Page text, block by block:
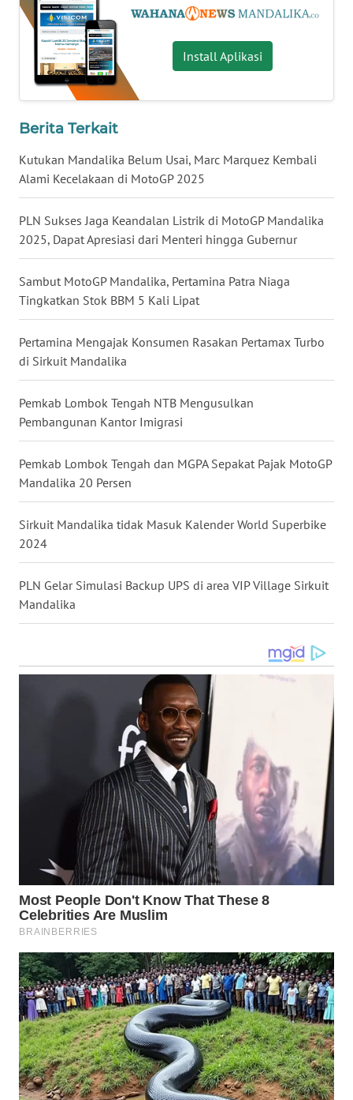
Install Aplikasi
Berita Terkait
Kutukan Mandalika Belum Usai, Marc Marquez Kembali
Alami Kecelakaan di MotoGP 2025
PLN Sukses Jaga Keandalan Listrik di MotoGP Mandalika
2025, Dapat Apresiasi dari Menteri hingga Gubernur
Sambut MotoGP Mandalika, Pertamina Patra Niaga
Tingkatkan Stok BBM 5 Kali Lipat
Pertamina Mengajak Konsumen Rasakan Pertamax Turbo
di Sirkuit Mandalika
Pemkab Lombok Tengah NTB Mengusulkan
Pembangunan Kantor Imigrasi
Pemkab Lombok Tengah dan MGPA Sepakat Pajak MotoGP
Mandalika 20 Persen
Sirkuit Mandalika tidak Masuk Kalender World Superbike
2024
PLN Gelar Simulasi Backup UPS di area VIP Village Sirkuit
Mandalika
WN
JATENG
WN
NUSANTARA
JOGJA
WN
JATIM
WN
WN
WN
KALSEL
WN
KALTIM
WN
SULSEL
WN
MALUT
WN
DAIRI
WN
DANAU
TOBA
WN
NIAS
WN